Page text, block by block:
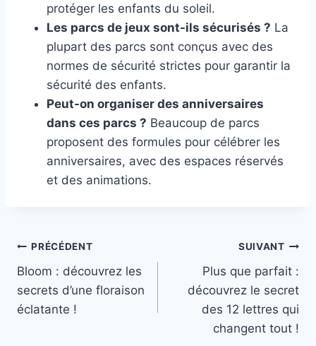
protéger les enfants du soleil.
Les parcs de jeux sont-ils sécurisés ? La
plupart des parcs sont conçus avec des
normes de sécurité strictes pour garantir la
sécurité des enfants.
Peut-on organiser des anniversaires
dans ces parcs ? Beaucoup de parcs
proposent des formules pour célébrer les
anniversaires, avec des espaces réservés
et des animations.
Navigation
de
l’article
PRÉCÉDENT
Bloom : découvrez les
secrets d’une floraison
éclatante !
SUIVANT
Plus que parfait :
découvrez le secret
des 12 lettres qui
changent tout !